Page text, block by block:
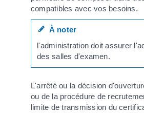
compatibles avec vos besoins.
À noter
l'administration doit assurer
des salles d'examen.
L'arrêté ou la décision
ou de la procédure de
limite de transmission du